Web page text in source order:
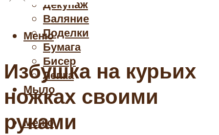
Декупаж
Валяние
Поделки
Бумага
Бисер
Лепка
Мыло
Меню
Меню
Избушка на курьих
ножках своими
руками